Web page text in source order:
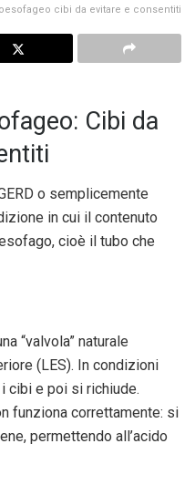
cibi da evitare e consentiti
Cibi da
o semplicemente
in cui il contenuto
, cioè il tubo che
“valvola” naturale
(LES). In condizioni
cibi e poi si richiude.
funziona correttamente: si
permettendo all’acido